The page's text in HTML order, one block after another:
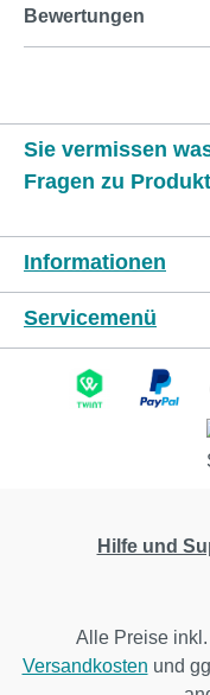
Bewertungen
Sie vermissen
Fragen zu
Informationen
Servicemenü
Hilfe und
Alle Preise
Versandkosten und